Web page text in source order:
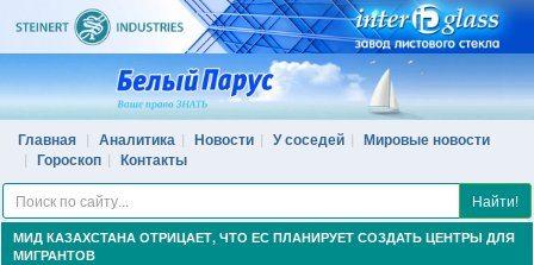
Главная Аналитика Новости У соседей
Мировые новости
Гороскоп
Контакты
Найти!
МИД КАЗАХСТАНА ОТРИЦАЕТ, ЧТО ЕС ПЛАНИРУЕТ СОЗДАТЬ ЦЕНТРЫ ДЛЯ
МИГРАНТОВ